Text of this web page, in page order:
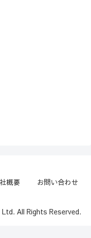
概要 お問い合わせ
All Rights Reserved.